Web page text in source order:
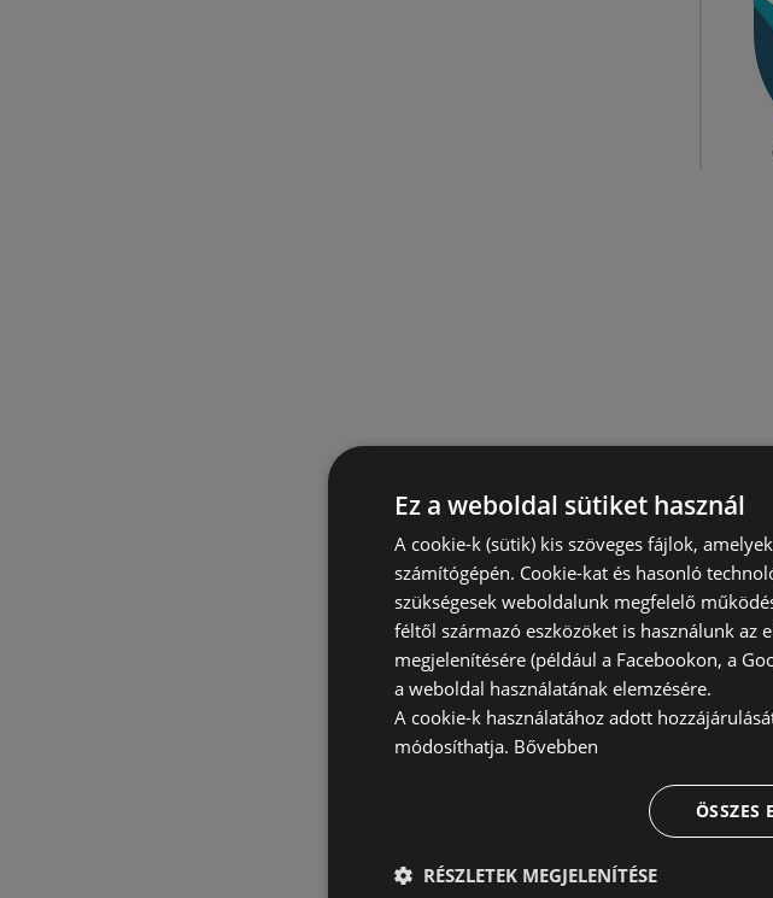
Ez a weboldal sütiket használ
A cookie-k (sütik) kis szöveges fájlok,
számítógépén. Cookie-kat és hasonló
szükségesek weboldalunk megfelelő
féltől származó eszközöket is használunk az
megjelenítésére (például a Facebookon, a
a weboldal használatának elemzésére.
A cookie-k használatához adott
módosíthatja. Bővebben
ÖSSZES
RÉSZLETEK MEGJELENÍTÉSE